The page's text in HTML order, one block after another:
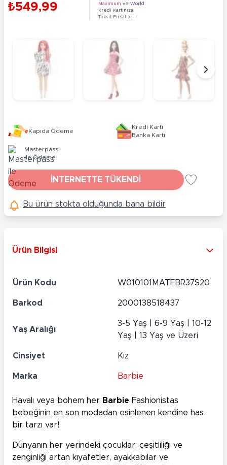
₺549,99
Maximum ve World
Kredi Kartınıza
Taksit Fırsatları !
Kapıda Ödeme
Kredi Kartı
Banka Kartı
Masterpass
ile Ödeme
İNTERNETTE TÜKENDİ
Bu ürün stokta olduğunda bana bildir
Ürün Bilgisi
Ürün Kodu W010101MATFBR37S20
Barkod 2000138518437
Yaş Aralığı
3-5 Yaş | 6-9 Yaş | 10-12
Yaş | 13 Yaş ve Üzeri
Cinsiyet Kız
Marka Barbie
Havalı veya bohem her Barbie Fashionistas
bebeğinin en son modadan esinlenen kendine has
bir tarzı var!
Dünyanın her yerindeki çocuklar, çeşitliliği ve
zenginliği artan kıyafetler, ayakkabılar ve